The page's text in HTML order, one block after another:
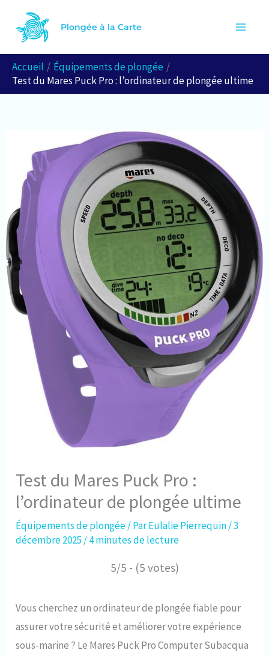
contenu
Plongée à la Carte
Accueil
Équipements de plongée
Test du Mares Puck Pro : l’ordinateur de plongée ultime
Test du Mares Puck Pro :
l’ordinateur de plongée ultime
Équipements de plongée/ ParEulalie Pierrequin/3
décembre 2025 /4 minutes de lecture
5/5 - (5 votes)
Vous cherchez un ordinateur de plongée fiable pour
assurer votre sécurité et améliorer votre expérience
sous-marine ? Le Mares Puck Pro Computer Subacqua
e
h
e